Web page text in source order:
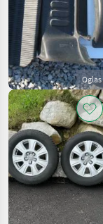
Oglas